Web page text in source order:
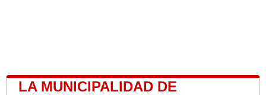
LA MUNICIPALIDAD DE